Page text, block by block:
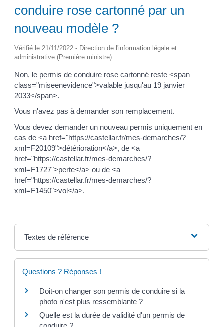
conduire rose cartonné par un
nouveau modèle ?
Vérifié le 21/11/2022 - Direction de l'information légale et
administrative (Première ministre)
Non, le permis de conduire rose cartonné reste <span
class="miseenevidence">valable jusqu'au 19 janvier
2033</span>.
Vous n'avez pas à demander son remplacement.
Vous devez demander un nouveau permis uniquement en
cas de <a href="https://castellar.fr/mes-demarches/?
xml=F20109">détérioration</a>, de <a
href="https://castellar.fr/mes-demarches/?
xml=F1727">perte</a> ou de <a
href="https://castellar.fr/mes-demarches/?
xml=F1450">vol</a>.
Textes de référence
Questions ? Réponses !
Doit-on changer son permis de conduire si la
photo n'est plus ressemblante ?
Quelle est la durée de validité d'un permis de